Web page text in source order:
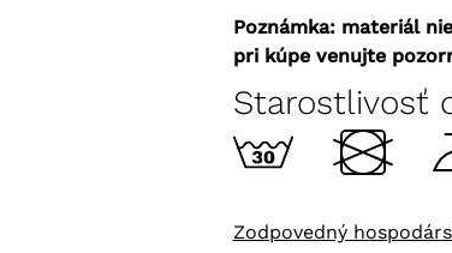
Poznámka: materiál
pri kúpe venujte
Starostlivosť
Zodpovedný